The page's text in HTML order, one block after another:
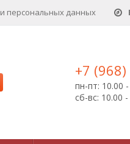
персональных данныx
+7
пн-пт: 10.00
сб-вс: 10.00